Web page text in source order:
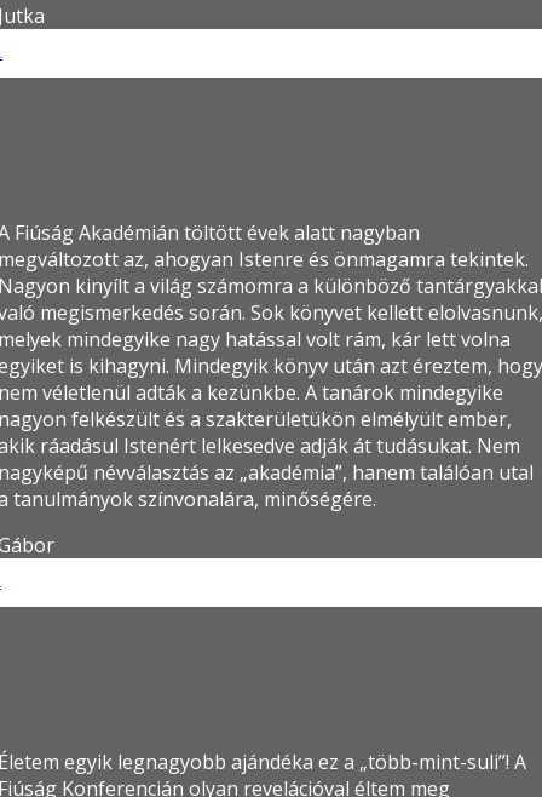
Fiúság Akadémián töltött évek alatt nagyban
az, ahogyan Istenre és önmagamra tekintek.
kinyílt a világ számomra a különböző tantárgyakkal
megismerkedés során. Sok könyvet kellett elolvasnunk,
mindegyike nagy hatással volt rám, kár lett volna
is kihagyni. Mindegyik könyv után azt éreztem, hogy
véletlenül adták a kezünkbe. A tanárok mindegyike
felkészült és a szakterületükön elmélyült ember,
ráadásul Istenért lelkesedve adják át tudásukat. Nem
névválasztás az „akadémia”, hanem találóan utal
tanulmányok színvonalára, minőségére.
egyik legnagyobb ajándéka ez a „több-mint-suli”! A
Konferencián olyan revelációval éltem meg